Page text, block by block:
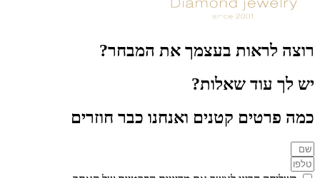
רוצה לראות בעצמך את המבחר?
יש לך עוד שאלות?
כמה פרטים קטנים ואנחנו כבר חוזרים